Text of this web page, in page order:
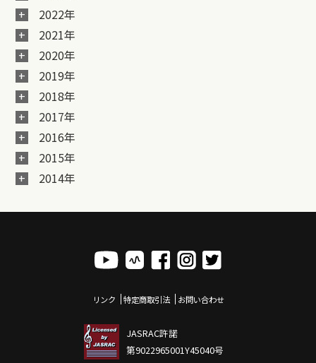
2022年
2021年
2020年
2019年
2018年
2017年
2016年
2015年
2014年
リンク 特定商取引法 お問い合わせ
JASRAC許諾
第9022965001Y45040号